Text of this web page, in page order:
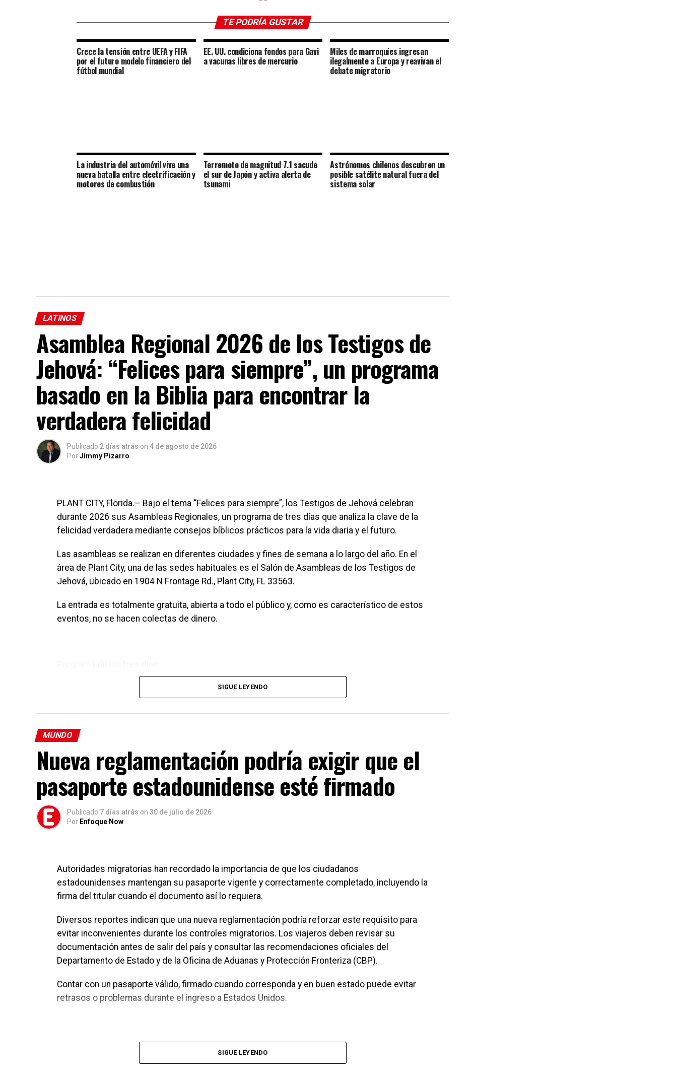
TE PODRÍA GUSTAR
Crece la tensión entre UEFA y FIFA
por el futuro modelo financiero del
fútbol mundial
EE. UU. condiciona fondos para Gavi
a vacunas libres de mercurio
Miles de marroquíes ingresan
ilegalmente a Europa y reavivan el
debate migratorio
La industria del automóvil vive una
nueva batalla entre electrificación y
motores de combustión
Terremoto de magnitud 7.1 sacude
el sur de Japón y activa alerta de
tsunami
Astrónomos chilenos descubren un
posible satélite natural fuera del
sistema solar
LATINOS
Asamblea Regional 2026 de los Testigos de
Jehová: “Felices para siempre”, un programa
basado en la Biblia para encontrar la
verdadera felicidad
Publicado 2 días atrás on 4 de agosto de 2026
PorJimmy Pizarro
PLANT CITY, Florida.– Bajo el tema “Felices para siempre”, los Testigos de Jehová celebran
durante 2026 sus Asambleas Regionales, un programa de tres días que analiza la clave de la
felicidad verdadera mediante consejos bíblicos prácticos para la vida diaria y el futuro.
Las asambleas se realizan en diferentes ciudades y fines de semana a lo largo del año. En el
área de Plant City, una de las sedes habituales es el Salón de Asambleas de los Testigos de
Jehová, ubicado en 1904 N Frontage Rd., Plant City, FL 33563.
La entrada es totalmente gratuita, abierta a todo el público y, como es característico de estos
eventos, no se hacen colectas de dinero.
Cada jornada desarrolla un tema bíblico específico:
Viernes – Mateo 5:3
una vida verdaderamente feliz.
Sábado – Hechos 20:35
Las presentaciones destacan la felicidad que produce dar a los demás y poner en práctica los
principios bíblicos relacionados con la generosidad.
Domingo – Mateo 13:16
La jornada final enfatiza el valor de ver y oír las enseñanzas divinas y los beneficios que estas
Durante los tres días, los asistentes podrán disfrutar de discursos basados en la Biblia,
entrevistas, videos cortos y consejos prácticos sobre las enseñanzas de Jesús para la vida
diaria.
Las fechas, horarios y sedes de cada asamblea regional pueden consultarse mediante el
Buscador de Asambleas Regionales disponible en el sitio oficial JW.ORG, donde también se
encuentra el programa completo del evento.
Asambleas Internacionales reunirán delegados de diversos países
Como parte del programa mundial de 2026, los Testigos de Jehová también celebrarán 19
Asambleas Internacionales, distribuidas en 13 países, donde miles de delegados compartirán
Entre las ciudades anfitrionas confirmadas se encuentran:
SIGUE LEYENDO
MUNDO
Nueva reglamentación podría exigir que el
pasaporte estadounidense esté firmado
Publicado 7 días atrás on 30 de julio de 2026
Por Enfoque Now
Autoridades migratorias han recordado la importancia de que los ciudadanos
estadounidenses mantengan su pasaporte vigente y correctamente completado, incluyendo la
firma del titular cuando el documento así lo requiera.
Diversos reportes indican que una nueva reglamentación podría reforzar este requisito para
evitar inconvenientes durante los controles migratorios. Los viajeros deben revisar su
documentación antes de salir del país y consultar las recomendaciones oficiales del
Departamento de Estado y de la Oficina de Aduanas y Protección Fronteriza (CBP).
Contar con un pasaporte válido, firmado cuando corresponda y en buen estado puede evitar
retrasos o problemas durante el ingreso a Estados Unidos.
SIGUE LEYENDO